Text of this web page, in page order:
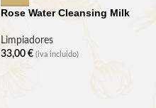
Rose Water Cleansing Milk
Limpiadores
33,00 € (iva incluido)